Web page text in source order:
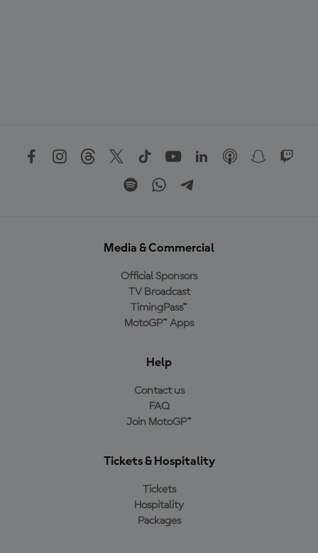
Media & Commercial
Official Sponsors
TV Broadcast
TimingPass™
MotoGP™ Apps
Help
Contact us
FAQ
Join MotoGP™
Tickets & Hospitality
Tickets
Hospitality
Packages